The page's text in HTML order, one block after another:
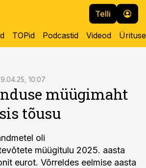
Telli
TOPid Podcastid Videod
10:07
müügimaht
tõusu
oli
müügitulu 2025. aasta
eurot. Võrreldes eelmise aasta